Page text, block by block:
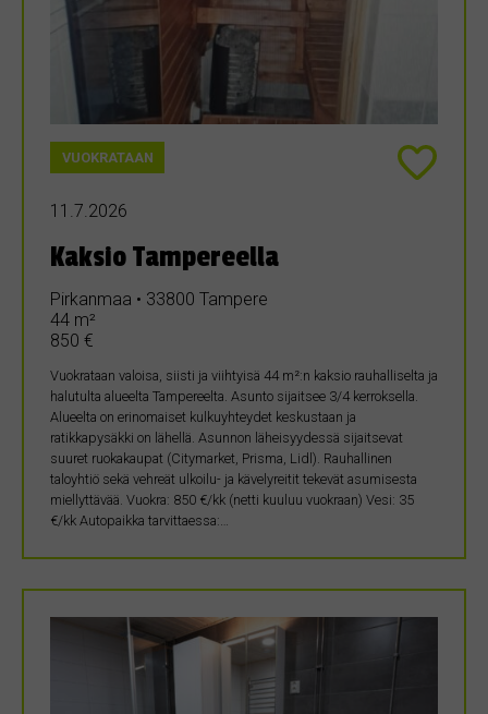
VUOKRATAAN
11.7.2026
Kaksio Tampereella
Pirkanmaa • 33800 Tampere
44 m²
850 €
Vuokrataan valoisa, siisti ja viihtyisä 44 m²:n kaksio rauhalliselta ja
halutulta alueelta Tampereelta. Asunto sijaitsee 3/4 kerroksella.
Alueelta on erinomaiset kulkuyhteydet keskustaan ja
ratikkapysäkki on lähellä. Asunnon läheisyydessä sijaitsevat
suuret ruokakaupat (Citymarket, Prisma, Lidl). Rauhallinen
taloyhtiö sekä vehreät ulkoilu- ja kävelyreitit tekevät asumisesta
miellyttävää. Vuokra: 850 €/kk (netti kuuluu vuokraan) Vesi: 35
€/kk Autopaikka tarvittaessa:…